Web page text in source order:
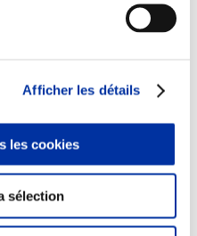
Afficher les détails
les cookies
sélection
des métiers